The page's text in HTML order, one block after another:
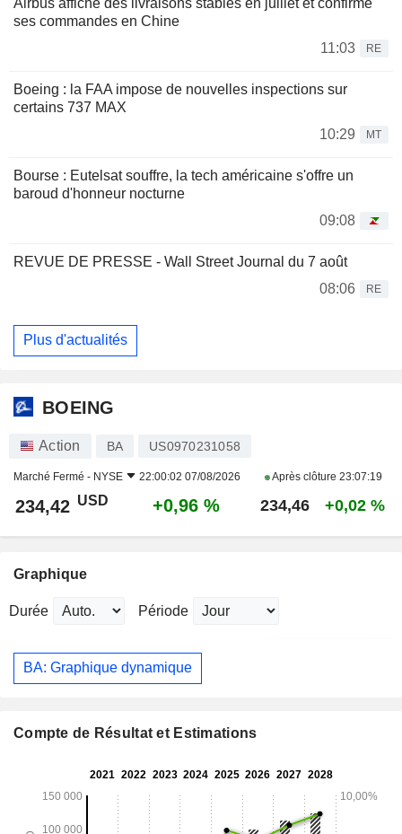
ses commandes en Chine
11:03
RE
Boeing : la FAA impose de nouvelles inspections sur
certains 737 MAX
10:29
MT
Bourse : Eutelsat souffre, la tech américaine s'offre un
baroud d'honneur nocturne
09:08
REVUE DE PRESSE - Wall Street Journal du 7 août
08:06
RE
Plus d'actualités
BOEING
Action BA US0970231058
Marché Fermé - NYSE 22:00:02 07/08/2026 Après clôture 23:07:19
234,42 USD +0,96 % 234,46 +0,02 %
Graphique
Durée Période
BA: Graphique dynamique
Compte de Résultat et Estimations